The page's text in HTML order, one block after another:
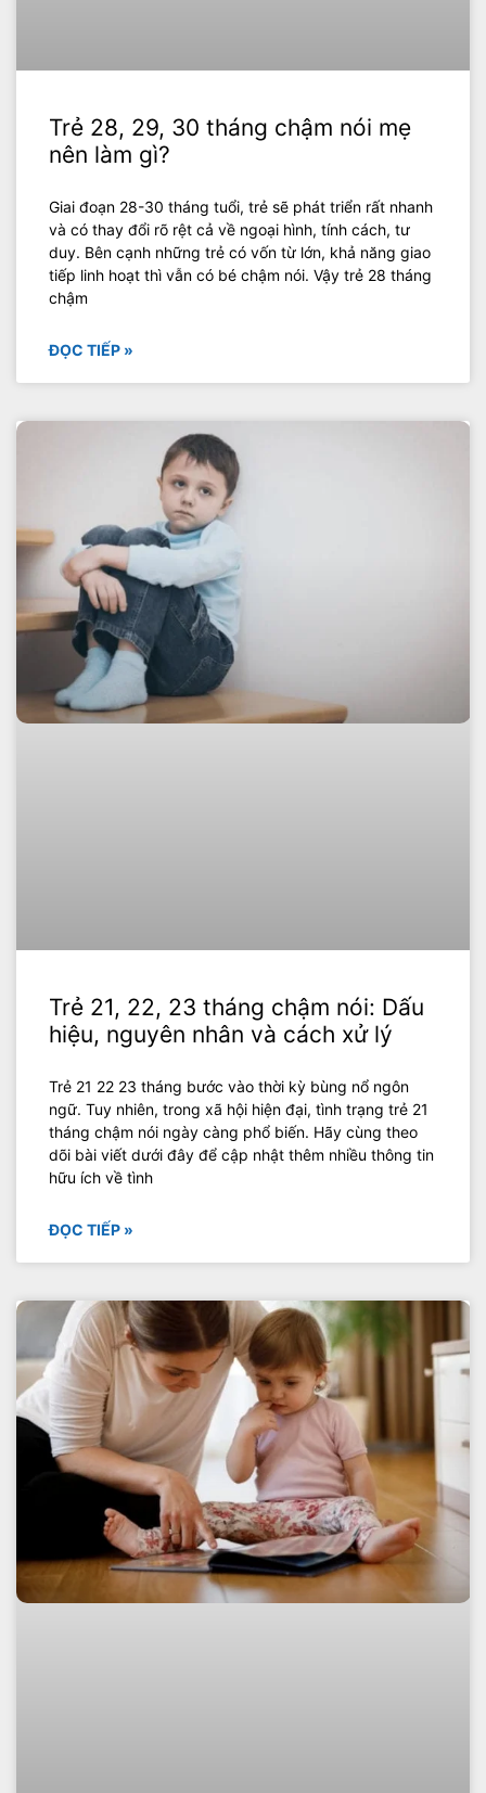
Trẻ 28, 29, 30 tháng chậm nói mẹ
nên làm gì?
Giai đoạn 28-30 tháng tuổi, trẻ sẽ phát triển rất nhanh
và có thay đổi rõ rệt cả về ngoại hình, tính cách, tư
duy. Bên cạnh những trẻ có vốn từ lớn, khả năng giao
tiếp linh hoạt thì vẫn có bé chậm nói. Vậy trẻ 28 tháng
chậm
ĐỌC TIẾP »
Trẻ 21, 22, 23 tháng chậm nói: Dấu
hiệu, nguyên nhân và cách xử lý
Trẻ 21 22 23 tháng bước vào thời kỳ bùng nổ ngôn
ngữ. Tuy nhiên, trong xã hội hiện đại, tình trạng trẻ 21
tháng chậm nói ngày càng phổ biến. Hãy cùng theo
dõi bài viết dưới đây để cập nhật thêm nhiều thông tin
hữu ích về tình
ĐỌC TIẾP »